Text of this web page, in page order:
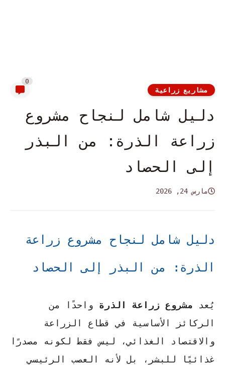
مشاريع زراعية
0
دليل شامل لنجاح مشروع
زراعة الذرة: من البذر
إلى الحصاد
مارس 24, 2026
دليل شامل لنجاح مشروع زراعة
الذرة: من البذر إلى الحصاد
يُعد مشروع زراعة الذرة واحدًا من
الركائز الأساسية في قطاع الزراعة
والاقتصاد الغذائي، ليس فقط لكونه مصدرًا
غذائيًا للبشر، بل لأنه العصب الرئيسي